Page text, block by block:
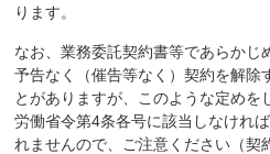
ります。
なお、業務委託契約書等であらかじ
予告なく（催告等なく）契約を解除
とがありますが、このような定めを
労働省令第4条各号に該当しなけれ
れませんので、ご注意ください（契